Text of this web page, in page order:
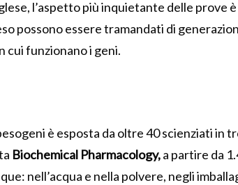
l’aspetto più inquietante delle prove
possono essere tramandati di
cui funzionano i geni.
è esposta da oltre 40 scienziati in
Biochemical Pharmacology,a partire da
nell’acqua e nella polvere, negli